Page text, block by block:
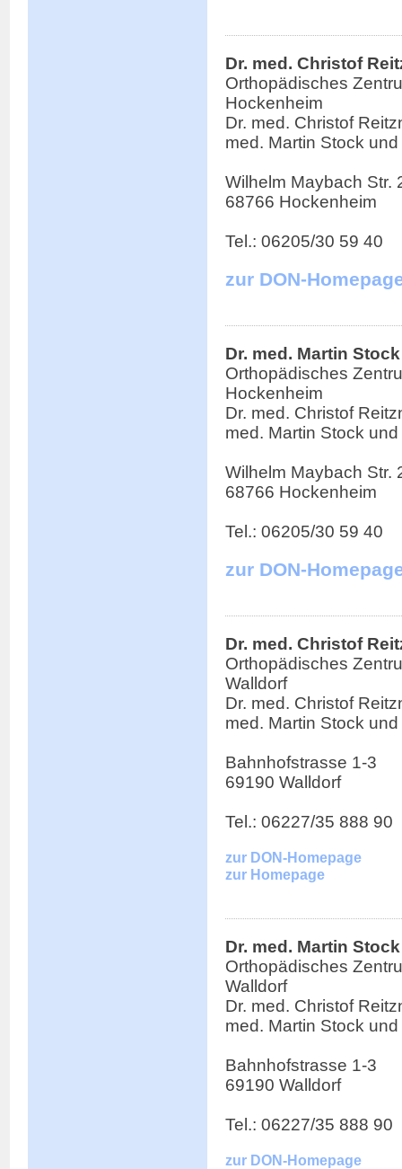
Dr. med. Christof
Orthopädisches
Hockenheim
Dr. med. Christof
med. Martin Stock
Wilhelm Maybach Str.
68766 Hockenheim
Tel.: 06205/30 59 40
zur DON-
Dr. med. Martin Stock
Orthopädisches
Hockenheim
Dr. med. Christof
med. Martin Stock
Wilhelm Maybach Str.
68766 Hockenheim
Tel.: 06205/30 59 40
zur DON-
Dr. med. Christof
Orthopädisches
Walldorf
Dr. med. Christof
med. Martin Stock
Bahnhofstrasse 1-3
69190 Walldorf
Tel.: 06227/35 888 90
zur DON-Homepage
zur Homepage
Dr. med. Martin Stock
Orthopädisches
Walldorf
Dr. med. Christof
med. Martin Stock
Bahnhofstrasse 1-3
69190 Walldorf
Tel.: 06227/35 888 90
zur DON-Homepage